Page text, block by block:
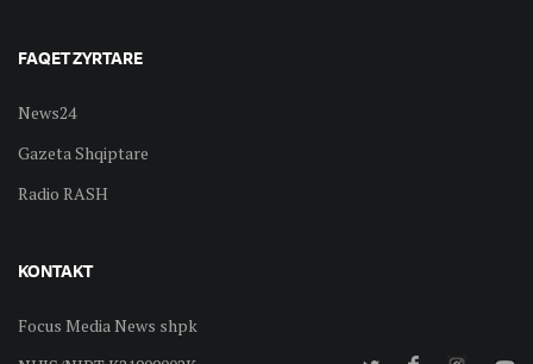
FAQET ZYRTARE
News24
Gazeta Shqiptare
Radio RASH
KONTAKT
Focus Media News shpk